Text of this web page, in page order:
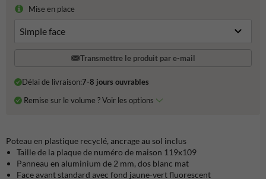
Mise en place
Transmettre le produit par e-mail
Délai de livraison:7-8 jours ouvrables
Remise sur le volume ? Voir les options
Poteau en plastique recyclé, ancrage au sol inclus
Taille de la plaque de numéro de maison 119x109
Panneau en aluminium de 2 mm, dos blanc mat
Face avant standard avec fond jaune-vert fluorescent